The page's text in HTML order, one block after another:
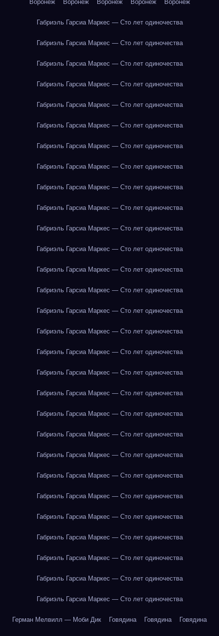
Воронеж Воронеж Воронеж Воронеж Воронеж
Габриэль Гарсиа Маркес — Сто лет одиночества
Габриэль Гарсиа Маркес — Сто лет одиночества
Габриэль Гарсиа Маркес — Сто лет одиночества
Габриэль Гарсиа Маркес — Сто лет одиночества
Габриэль Гарсиа Маркес — Сто лет одиночества
Габриэль Гарсиа Маркес — Сто лет одиночества
Габриэль Гарсиа Маркес — Сто лет одиночества
Габриэль Гарсиа Маркес — Сто лет одиночества
Габриэль Гарсиа Маркес — Сто лет одиночества
Габриэль Гарсиа Маркес — Сто лет одиночества
Габриэль Гарсиа Маркес — Сто лет одиночества
Габриэль Гарсиа Маркес — Сто лет одиночества
Габриэль Гарсиа Маркес — Сто лет одиночества
Габриэль Гарсиа Маркес — Сто лет одиночества
Габриэль Гарсиа Маркес — Сто лет одиночества
Габриэль Гарсиа Маркес — Сто лет одиночества
Габриэль Гарсиа Маркес — Сто лет одиночества
Габриэль Гарсиа Маркес — Сто лет одиночества
Габриэль Гарсиа Маркес — Сто лет одиночества
Габриэль Гарсиа Маркес — Сто лет одиночества
Габриэль Гарсиа Маркес — Сто лет одиночества
Габриэль Гарсиа Маркес — Сто лет одиночества
Габриэль Гарсиа Маркес — Сто лет одиночества
Габриэль Гарсиа Маркес — Сто лет одиночества
Габриэль Гарсиа Маркес — Сто лет одиночества
Габриэль Гарсиа Маркес — Сто лет одиночества
Габриэль Гарсиа Маркес — Сто лет одиночества
Габриэль Гарсиа Маркес — Сто лет одиночества
Габриэль Гарсиа Маркес — Сто лет одиночества
Герман Мелвилл — Моби Дик Говядина Говядина Говядина